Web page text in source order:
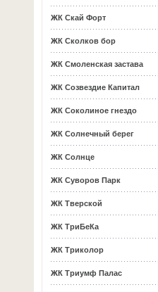
ЖК Скай Форт
ЖК Сколков бор
ЖК Смоленская застава
ЖК Созвездие Капитал
ЖК Соколиное гнездо
ЖК Солнечный берег
ЖК Солнце
ЖК Суворов Парк
ЖК Тверской
ЖК ТриБеКа
ЖК Триколор
ЖК Триумф Палас